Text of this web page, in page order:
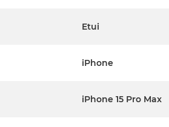
Etui
iPhone
iPhone 15 Pro Max